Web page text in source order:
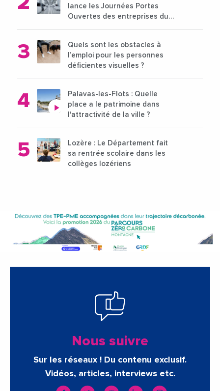
lance les Journées Portes
Ouvertes des entreprises du
Quels sont les obstacles à
l’emploi pour les personnes
déficientes visuelles ?
Palavas-les-Flots : Quelle
place a le patrimoine dans
l'attractivité de la ville ?
Lozère : Le Département fait
sa rentrée scolaire dans les
collèges lozériens
Nous suivre
Sur les réseaux ! Du contenu exclusif.
Vidéos, articles, interviews etc.